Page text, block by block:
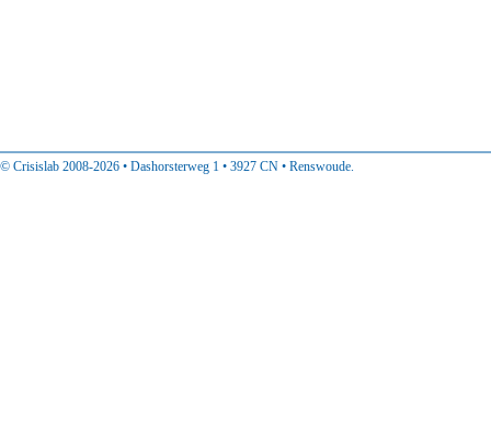
© Crisislab 2008-2026 • Dashorsterweg 1 • 3927 CN • Renswoude.